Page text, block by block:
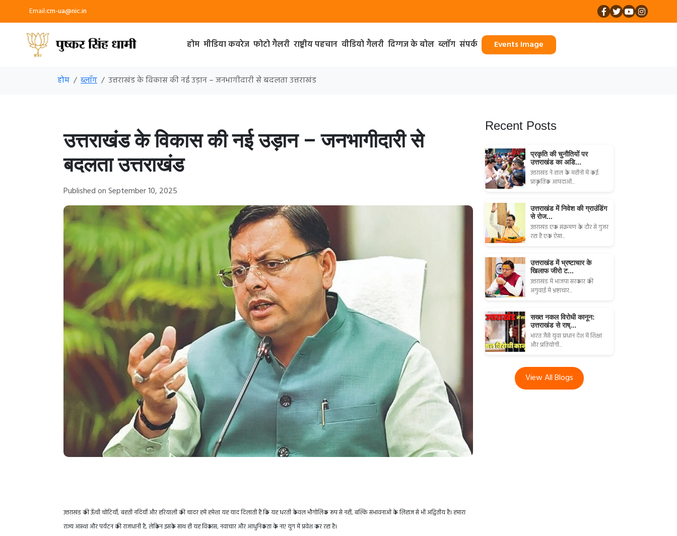
Email:cm-ua@nic.in
होम मीडिया कवरेज फोटो गैलरी राष्ट्रीय पहचान वीडियो गैलरी दिग्गज के बोल ब्लॉग संपर्क Events Image
होम ब्लॉग उत्तराखंड के विकास की नई उड़ान – जनभागीदारी से बदलता उत्तराखंड
उत्तराखंड के विकास की नई उड़ान – जनभागीदारी से
बदलता उत्तराखंड
Published on September 10, 2025
उत्तराखंड की ऊँची चोटियाँ, बहती नदियाँ और हरियाली की चादर हमें हमेशा यह याद दिलाती हैं कि यह धरती केवल भौगोलिक रूप से नहीं, बल्कि संभावनाओं के लिहाज से भी अद्वितीय है। हमारा
राज्य आस्था और पर्यटन की राजधानी है, लेकिन इसके साथ ही यह विकास, नवाचार और आधुनिकता के नए युग में प्रवेश कर रहा है।
Recent Posts
प्रकृति की चुनौतियों पर
उत्तराखंड का अडि...
उत्तराखंड ने हाल के महीनों में कई
प्राकृतिक आपदाओं...
उत्तराखंड में निवेश की ग्राउंडिंग
से रोज...
उत्तराखंड एक संक्रमण के दौर से गुजर
रहा है एक ऐसा...
उत्तराखंड में भ्रष्टाचार के
खिलाफ जीरो ट...
उत्तराखंड में भाजपा सरकार की
अगुवाई में भ्रष्टाचार...
सख्त नकल विरोधी कानून:
उत्तराखंड से राष्...
भारत जैसे युवा प्रधान देश में शिक्षा
और प्रतियोगी...
View All Blogs